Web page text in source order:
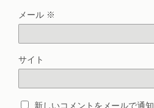
メール ※
サイト
新しいコメントをメールで通知